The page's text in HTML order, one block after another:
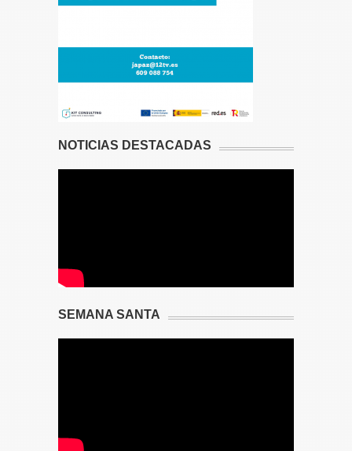
NOTICIAS DESTACADAS
SEMANA SANTA